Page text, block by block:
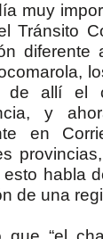
muy
Tránsito
de allí el
y
en
esto habla
de una